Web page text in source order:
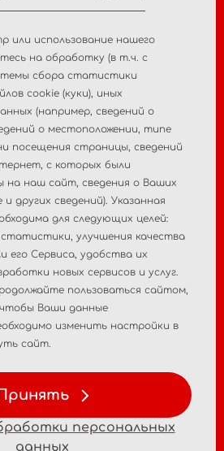
О компании
Пострегистрационный
мониторинг
Консалтинговые услуги
Политика персональных
данных
или использование нашего
на обработку (в т.ч. с
сбора статистики
cookie (куки), иных
(например, сведений о
о местоположении, типе
посещения страницы, сведений
с которых были
на наш сайт, сведения о Ваших
других сведений). Указанная
для следующих целей:
улучшения качества
Сервиса, удобства их
новых сервисов и услуг.
пользоваться сайтом,
Ваши данные
изменить настройки в
сайт.
персональных
данных